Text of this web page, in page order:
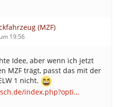
(MZF)
19:56
Idee, aber wenn ich jetzt
MZF trägt, passt das mit der
1 nicht.
index.php?opti…